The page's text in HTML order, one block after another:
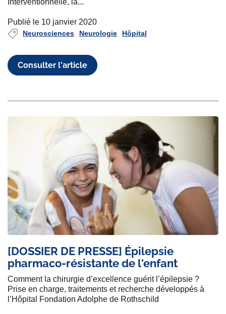
Interventionnelle, la...
Publié le 10 janvier 2020
Neurosciences Neurologie Hôpital
Consulter l'article
[DOSSIER DE PRESSE] Épilepsie
pharmaco-résistante de l'enfant
Comment la chirurgie d’excellence guérit l’épilepsie ?
Prise en charge, traitements et recherche développés à
l’Hôpital Fondation Adolphe de Rothschild